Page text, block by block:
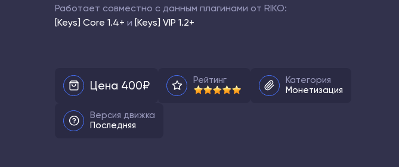
Работает совместно с данным плагинами от RIKO:
[Keys] Core 1.4+ и [Keys] VIP 1.2+
Цена 400₽ Рейтинг
Категория
Монетизация
Версия движка
Последняя